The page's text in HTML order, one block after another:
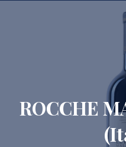
ROCCHE